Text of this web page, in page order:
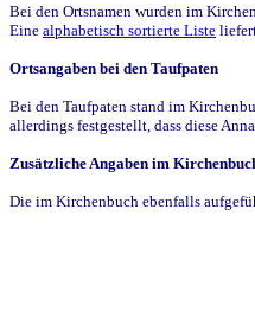
Bei den Ortsnamen wurden im
Eine alphabetisch sortierte Liste
Ortsangaben bei den Taufpaten
Bei den Taufpaten stand im
allerdings festgestellt, dass diese
Zusätzliche Angaben im
Die im Kirchenbuch ebenfalls